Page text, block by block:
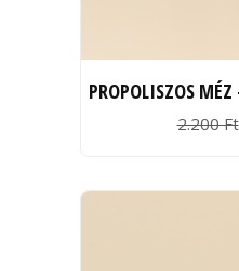
PROPOLISZOS
2.200 Ft